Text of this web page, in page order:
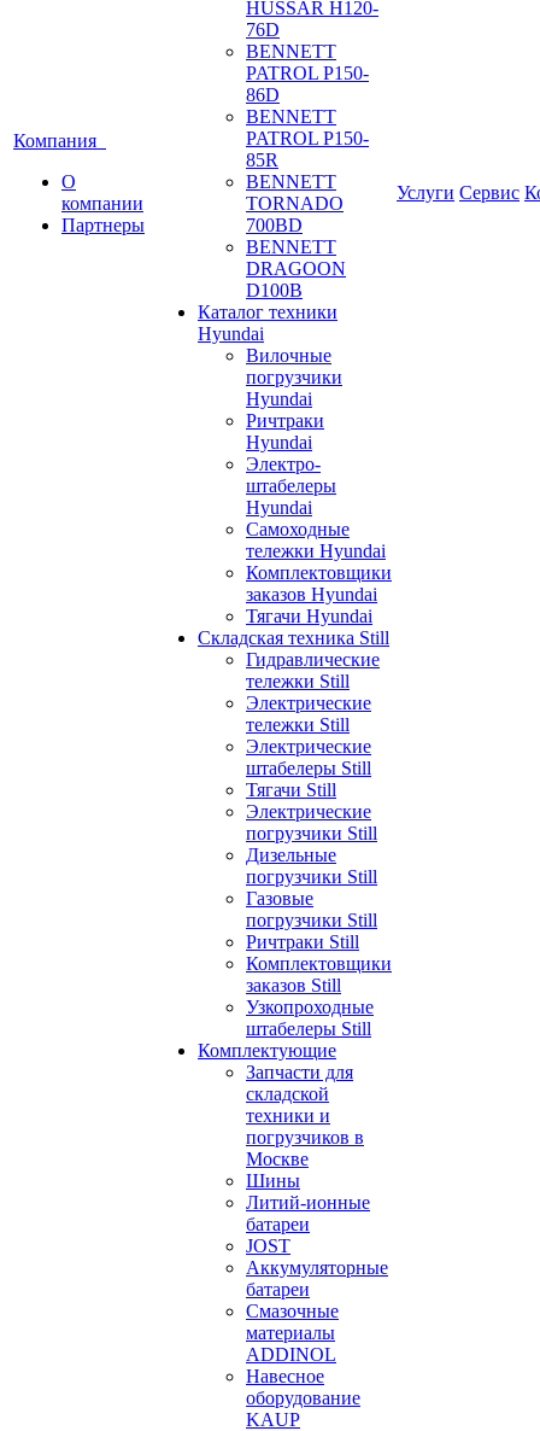
Компания
О
компании
Партнеры
HUSSAR H120-
76D
BENNETT
PATROL P150-
86D
BENNETT
PATROL P150-
85R
BENNETT
TORNADO
700BD
BENNETT
DRAGOON
D100B
Каталог техники
Hyundai
Вилочные
погрузчики
Hyundai
Ричтраки
Hyundai
Электро-
штабелеры
Hyundai
Самоходные
тележки Hyundai
Комплектовщики
заказов Hyundai
Тягачи Hyundai
Складская техника Still
Гидравлические
тележки Still
Электрические
тележки Still
Электрические
штабелеры Still
Тягачи Still
Электрические
погрузчики Still
Дизельные
погрузчики Still
Газовые
погрузчики Still
Ричтраки Still
Комплектовщики
заказов Still
Узкопроходные
штабелеры Still
Комплектующие
Запчасти для
складской
техники и
погрузчиков в
Москве
Шины
Литий-ионные
батареи
JOST
Аккумуляторные
батареи
Смазочные
материалы
ADDINOL
Навесное
оборудование
KAUP
Услуги Сервис